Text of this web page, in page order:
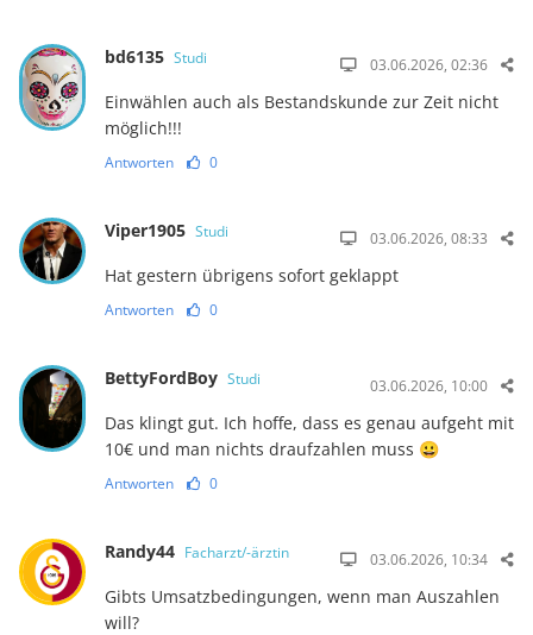
bd6135 Studi 03.06.2026, 02:36
Einwählen auch als Bestandskunde zur Zeit nicht
möglich!!!
Antworten 0
Viper1905 Studi 03.06.2026, 08:33
Hat gestern übrigens sofort geklappt
Antworten 0
BettyFordBoy Studi 03.06.2026, 10:00
Das klingt gut. Ich hoffe, dass es genau aufgeht mit
10€ und man nichts draufzahlen muss 😀
Antworten 0
Randy44 Facharzt/-ärztin 03.06.2026, 10:34
Gibts Umsatzbedingungen, wenn man Auszahlen
will?